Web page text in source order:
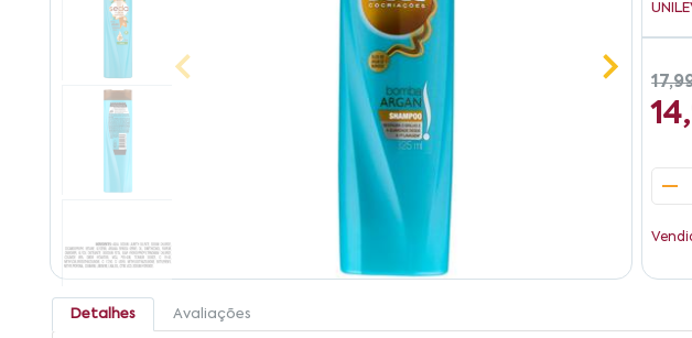
Detalhes Avaliações